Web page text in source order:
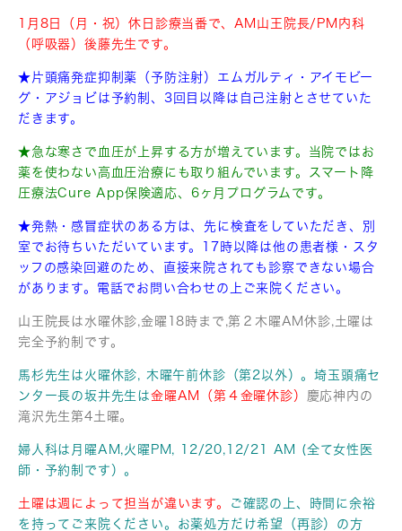
1月8日（月・祝）休日診療当番で、AM山王院長/PM内科
（呼吸器）後藤先生です。
★片頭痛発症抑制薬（予防注射）エムガルティ・アイモビー
グ・アジョビは予約制、3回目以降は自己注射とさせていた
だきます。
★急な寒さで血圧が上昇する方が増えています。当院ではお
薬を使わない高血圧治療にも取り組んでいます。スマート降
圧療法Cure App保険適応、6ヶ月プログラムです。
★発熱・感冒症状のある方は、先に検査をしていただき、別
室でお待ちいただいています。17時以降は他の患者様・スタ
ッフの感染回避のため、直接来院されても診察できない場合
があります。電話でお問い合わせの上ご来院ください。
山王院長は水曜休診,金曜18時まで,第２木曜AM休診,土曜は
完全予約制です。
馬杉先生は火曜休診, 木曜午前休診（第2以外）。埼玉頭痛セ
ンター長の坂井先生は金曜AM（第４金曜休診） 慶応神内の
滝沢先生第4土曜。
婦人科は月曜AM,火曜PM, 12/20,12/21 AM (全て女性医
師・予約制です）。
土曜は週によって担当が違います。
ご確認の上、時間に余裕
を持ってご来院ください。お薬処方だけ希望（再診）の方